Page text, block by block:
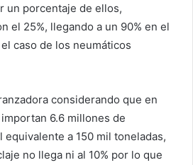
un porcentaje de ellos,
el 25%, llegando a un 90% en el
caso de los neumáticos
considerando que en
6.6 millones de
equivalente a 150 mil toneladas,
no llega ni al 10% por lo que